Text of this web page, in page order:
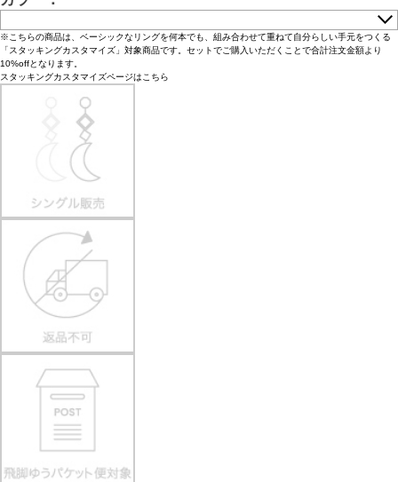
※こちらの商品は、ベーシックなリングを何本でも、組み合わせて重ねて自分らしい手元をつくる
「スタッキングカスタマイズ」対象商品です。セットでご購入いただくことで合計注文金額より
10%offとなります。
スタッキングカスタマイズページはこちら